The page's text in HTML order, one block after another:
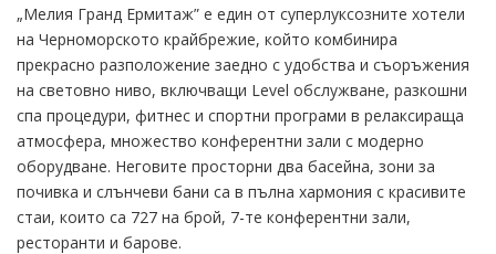
„Мелия Гранд Ермитаж” е един от суперлуксозните хотели
на Черноморското крайбрежие, който комбинира
прекрасно разположение заедно с удобства и съоръжения
на световно ниво, включващи Level обслужване, разкошни
спа процедури, фитнес и спортни програми в релаксираща
атмосфера, множество конферентни зали с модерно
оборудване. Неговите просторни два басейна, зони за
почивка и слънчеви бани са в пълна хармония с красивите
стаи, които са 727 на брой, 7-те конферентни зали,
ресторанти и барове.